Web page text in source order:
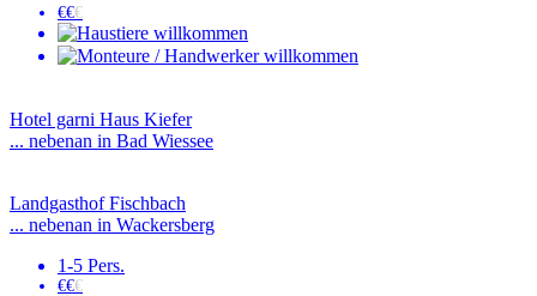
€€€
Hotel garni Haus Kiefer
... nebenan in Bad Wiessee
Landgasthof Fischbach
... nebenan in Wackersberg
1-5 Pers.
€€€